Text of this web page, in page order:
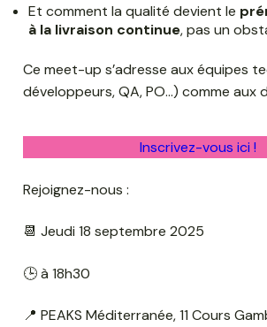
Et comment la qualité devient le
à la livraison continue, pas un
Ce meet-up s’adresse aux équipes
développeurs, QA, PO…) comme aux
Inscrivez-vous ici !
Rejoignez-nous :
📆 Jeudi 18 septembre 2025
🕒 à 18h30
📍 PEAKS Méditerranée, 11 Cours